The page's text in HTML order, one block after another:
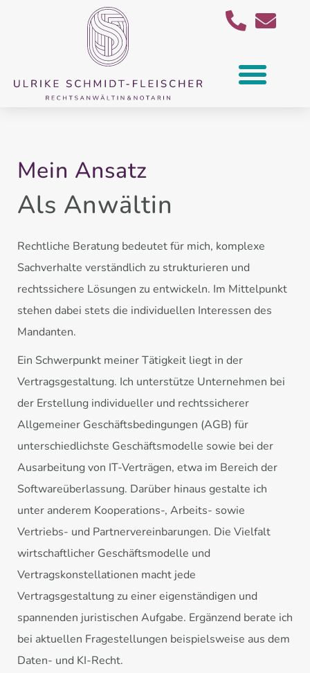
Mein Ansatz
Als Anwältin
Rechtliche Beratung bedeutet für mich, komplexe
Sachverhalte verständlich zu strukturieren und
rechtssichere Lösungen zu entwickeln. Im Mittelpunkt
stehen dabei stets die individuellen Interessen des
Mandanten.
Ein Schwerpunkt meiner Tätigkeit liegt in der
Vertragsgestaltung. Ich unterstütze Unternehmen bei
der Erstellung individueller und rechtssicherer
Allgemeiner Geschäftsbedingungen (AGB) für
unterschiedlichste Geschäftsmodelle sowie bei der
Ausarbeitung von IT-Verträgen, etwa im Bereich der
Softwareüberlassung. Darüber hinaus gestalte ich
unter anderem Kooperations-, Arbeits- sowie
Vertriebs- und Partnervereinbarungen. Die Vielfalt
wirtschaftlicher Geschäftsmodelle und
Vertragskonstellationen macht jede
Vertragsgestaltung zu einer eigenständigen und
spannenden juristischen Aufgabe. Ergänzend berate ich
bei aktuellen Fragestellungen beispielsweise aus dem
Daten- und KI-Recht.